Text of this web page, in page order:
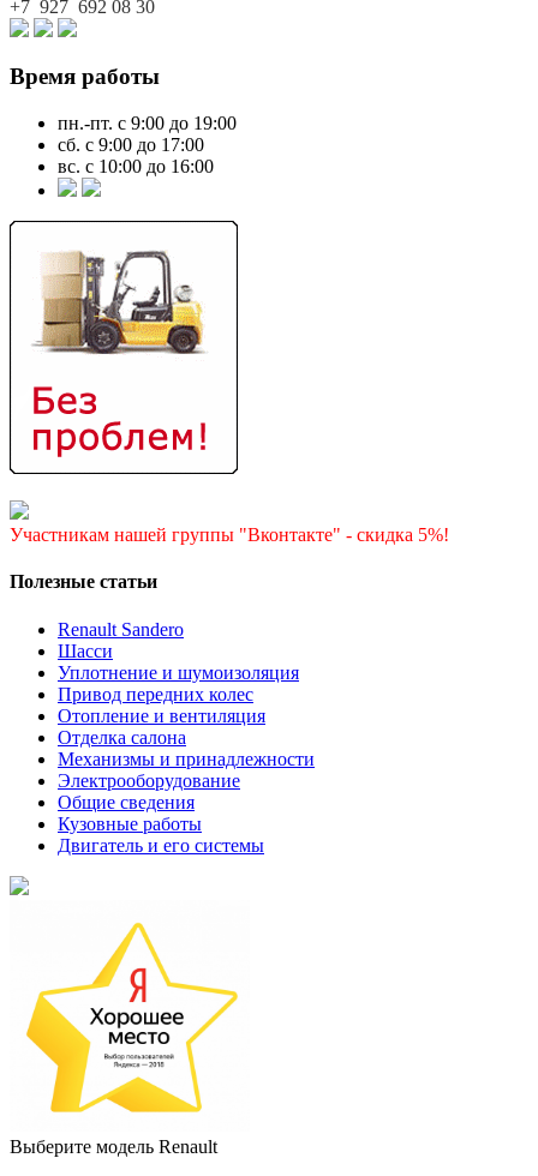
+7 927 692 08 30
Время работы
пн.-пт. с 9:00 до 19:00
сб. с 9:00 до 17:00
вс. с 10:00 до 16:00
Участникам нашей группы "Вконтакте" - скидка 5%!
Полезные статьи
Renault Sandero
Шасси
Уплотнение и шумоизоляция
Привод передних колес
Отопление и вентиляция
Отделка салона
Механизмы и принадлежности
Электрооборудование
Общие сведения
Кузовные работы
Двигатель и его системы
Выберите модель Renault